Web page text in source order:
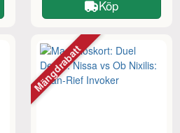
Köp
Mängdrabatt